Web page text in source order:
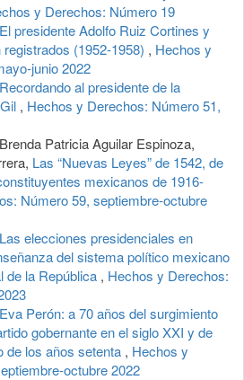
y Derechos: Número 19
El presidente Adolfo Ruiz Cortines y
(1952-1958) , Hechos y
junio 2022
Recordando al presidente de la
, Hechos y Derechos: Número 51,
Patricia Aguilar Espinoza,
Las “Nuevas Leyes” de 1542, de
mexicanos de 1916-
Número 59, septiembre-octubre
Las elecciones presidenciales en
del sistema político mexicano
de la República , Hechos y Derechos:
Eva Perón: a 70 años del surgimiento
gobernante en el siglo XXI y de
de los años setenta , Hechos y
octubre 2022